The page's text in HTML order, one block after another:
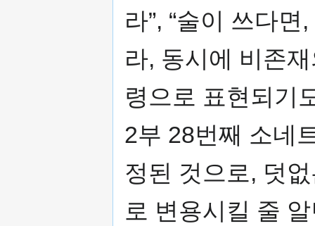
라”, “술이 쓰다
라, 동시에 비존
령으로 표현되기
2부 28번째 소네
정된 것으로, 덧
로 변용시킬 줄